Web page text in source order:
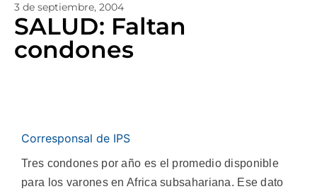
3 de septiembre, 2004
SALUD: Faltan
condones
Corresponsal de IPS
Tres condones por año es el promedio disponible
para los varones en Africa subsahariana. Ese dato